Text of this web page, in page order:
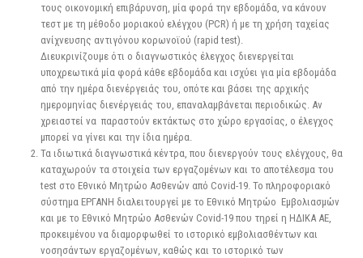
τους οικονομική επιβάρυνση, μία φορά την εβδομάδα, να κάνουν
τεστ με τη μέθοδο μοριακού ελέγχου (PCR) ή με τη χρήση ταχείας
ανίχνευσης αντιγόνου κορωνοϊού (rapid test).
Διευκρινίζουμε ότι ο διαγνωστικός έλεγχος διενεργείται
υποχρεωτικά μία φορά κάθε εβδομάδα και ισχύει για μία εβδομάδα
από την ημέρα διενέργειάς του, οπότε και βάσει της αρχικής
ημερομηνίας διενέργειάς του, επαναλαμβάνεται περιοδικώς. Αν
χρειαστεί να παραστούν εκτάκτως στο χώρο εργασίας, ο έλεγχος
μπορεί να γίνει και την ίδια ημέρα.
Τα ιδιωτικά διαγνωστικά κέντρα, που διενεργούν τους ελέγχους, θα
καταχωρούν τα στοιχεία των εργαζομένων και το αποτέλεσμα του
test στο Εθνικό Μητρώο Ασθενών από Covid-19. To πληροφοριακό
σύστημα ΕΡΓΑΝΗ διαλειτουργεί με το Εθνικό Μητρώο Εμβολιασμών
και με το Εθνικό Μητρώο Ασθενών Covid-19 που τηρεί η ΗΔΙΚΑ ΑΕ,
προκειμένου να διαμορφωθεί το ιστορικό εμβολιασθέντων και
νοσησάντων εργαζομένων, καθώς και το ιστορικό των